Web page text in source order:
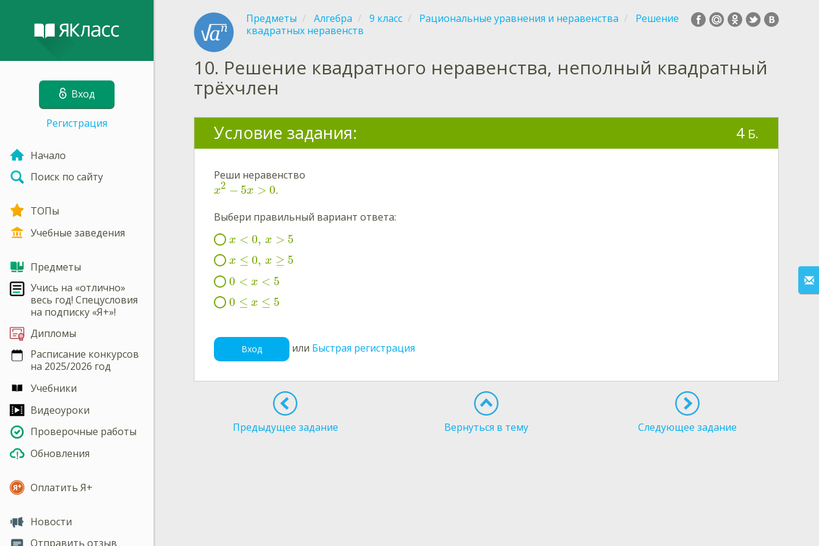
Вход
Регистрация
Начало
Поиск по сайту
ТОПы
Учебные заведения
Предметы
Учись на «отлично»
весь год! Спецусловия
на подписку «Я+»!
Дипломы
Расписание конкурсов
на 2025/2026 год
Учебники
Видеоуроки
Проверочные работы
Обновления
Оплатить Я+
Новости
Отправить отзыв
Предметы Алгебра 9 класс Рациональные уравнения и неравенства
Решение
квадратных неравенств
10. Решение квадратного неравенства, неполный квадратный
трёхчлен
Условие задания: 4 Б.
Реши неравенство
x2 − 5x > 0.
Выбери правильный вариант ответа:
x < 0, x > 5
x ≤ 0, x ≥ 5
0 < x < 5
0 ≤ x ≤ 5
Вход или Быстрая регистрация
Предыдущее задание Вернуться в тему Следующее задание